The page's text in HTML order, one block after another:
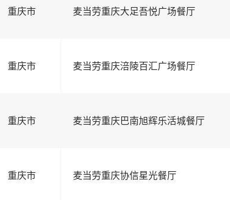
重庆市 麦当劳重庆大足吾悦广场餐厅
重庆市 麦当劳重庆涪陵百汇广场餐厅
重庆市 麦当劳重庆巴南旭辉乐活城餐厅
重庆市 麦当劳重庆协信星光餐厅